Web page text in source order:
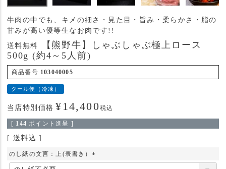
牛肉の中でも、キメの細さ・見た目・旨み・柔らかさ・脂の
甘みが高い優等生なお肉です!!
送料無料
【熊野牛】しゃぶしゃぶ極上ロース
500g (約4～5人前)
商品番号 103040005
クール便（冷凍）
当店特別価格 ¥ 14,400税込
[ 144 ポイント進呈 ]
送料込
のし紙の文言：上(表書き）
(